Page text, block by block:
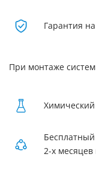
Гарантия
При монтаже
Химический
2-х месяцев